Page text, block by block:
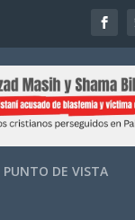
PUNTO DE VISTA